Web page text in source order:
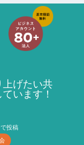
上げたい共
います！
投稿